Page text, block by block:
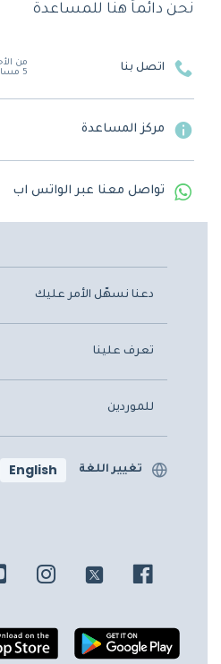
نحن دائماً هنا للمساعدة
اتصل بنا
5 مساءً
مركز المساعدة
تواصل معنا عبر الواتس اب
دعنا نسهّل الأمر عليك
تعرف علينا
للموردين
تغيير اللغة English